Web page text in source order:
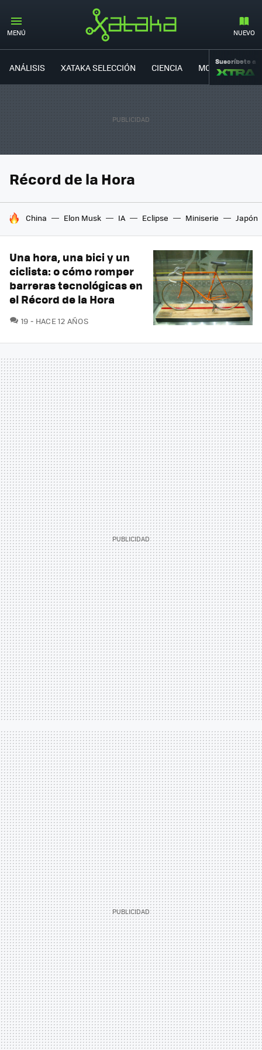
MENÚ NUEVO
ANÁLISIS XATAKA SELECCIÓN CIENCIA MOVILIDAD
Suscríbete a
Récord de la Hora
HOY SE HABLA DE
China Elon Musk IA Eclipse Miniserie Japón
Una hora, una bici y un
ciclista: o cómo romper
barreras tecnológicas en
el Récord de la Hora
19 COMENTARIOS
HACE 12 AÑOS